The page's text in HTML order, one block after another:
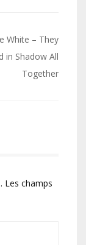
White – They
in Shadow All
Together
Les champs